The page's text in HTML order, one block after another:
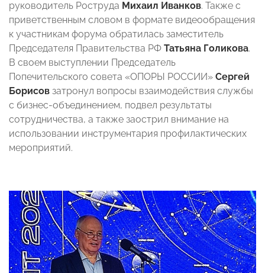
руководитель Роструда Михаил Иванков. Также с
приветственным словом в формате видеообращения
к участникам форума обратилась заместитель
Председателя Правительства РФ Татьяна Голикова.
В своем выступлении Председатель
Попечительского совета «ОПОРЫ РОССИИ» Сергей
Борисов затронул вопросы взаимодействия службы
с бизнес-объединением, подвел результаты
сотрудничества, а также заострил внимание на
использовании инструментария профилактических
мероприятий.